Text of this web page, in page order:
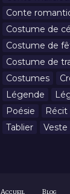
Conte
Costume de
Costume de
Costume de
Costumes
Légende
Poésie
Récit
Tablier
Veste
Accueil Blog